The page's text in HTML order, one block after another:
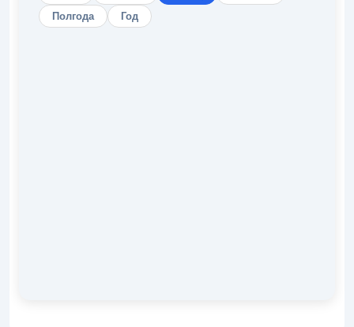
Полгода
Год